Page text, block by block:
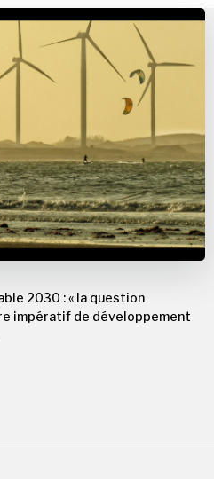
2030 : « la question
impératif de développement